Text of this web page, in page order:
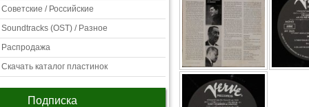
Советские / Российские
Soundtracks (OST) / Разное
Распродажа
Скачать каталог пластинок
Подписка